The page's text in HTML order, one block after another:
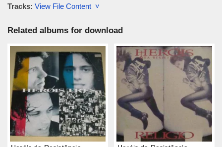
Tracks: View File Content ˅
Related albums for download